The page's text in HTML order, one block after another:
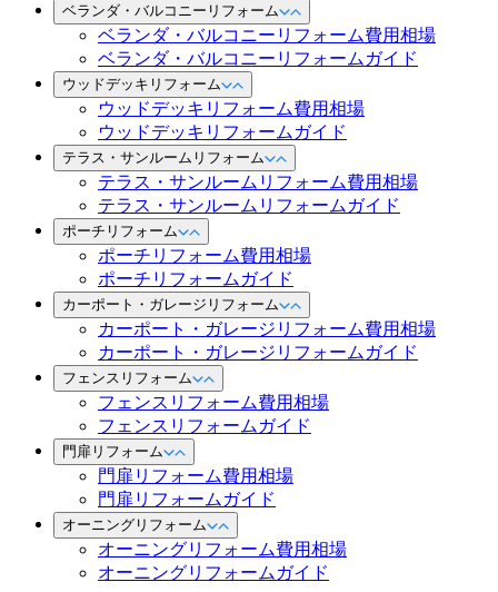
ベランダ・バルコニーリフォーム
ベランダ・バルコニーリフォーム費用相場
ベランダ・バルコニーリフォームガイド
ウッドデッキリフォーム
ウッドデッキリフォーム費用相場
ウッドデッキリフォームガイド
テラス・サンルームリフォーム
テラス・サンルームリフォーム費用相場
テラス・サンルームリフォームガイド
ポーチリフォーム
ポーチリフォーム費用相場
ポーチリフォームガイド
カーポート・ガレージリフォーム
カーポート・ガレージリフォーム費用相場
カーポート・ガレージリフォームガイド
フェンスリフォーム
フェンスリフォーム費用相場
フェンスリフォームガイド
門扉リフォーム
門扉リフォーム費用相場
門扉リフォームガイド
オーニングリフォーム
オーニングリフォーム費用相場
オーニングリフォームガイド